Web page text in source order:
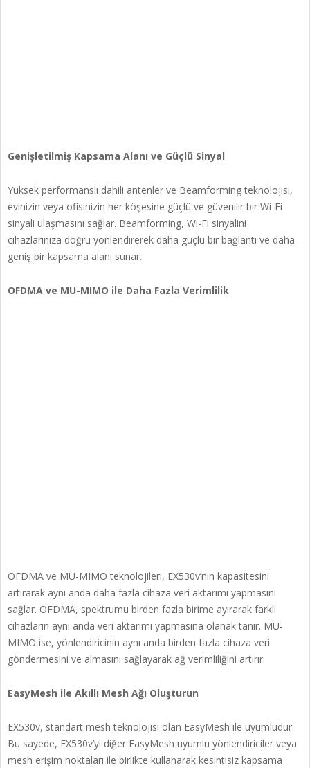
Genişletilmiş Kapsama Alanı ve Güçlü Sinyal
Yüksek performanslı dahili antenler ve Beamforming teknolojisi,
evinizin veya ofisinizin her köşesine güçlü ve güvenilir bir Wi-Fi
sinyali ulaşmasını sağlar. Beamforming, Wi-Fi sinyalini
cihazlarınıza doğru yönlendirerek daha güçlü bir bağlantı ve daha
geniş bir kapsama alanı sunar.
OFDMA ve MU-MIMO ile Daha Fazla Verimlilik
OFDMA ve MU-MIMO teknolojileri, EX530v’nin kapasitesini
artırarak aynı anda daha fazla cihaza veri aktarımı yapmasını
sağlar. OFDMA, spektrumu birden fazla birime ayırarak farklı
cihazların aynı anda veri aktarımı yapmasına olanak tanır. MU-
MIMO ise, yönlendiricinin aynı anda birden fazla cihaza veri
göndermesini ve almasını sağlayarak ağ verimliliğini artırır.
EasyMesh ile Akıllı Mesh Ağı Oluşturun
EX530v, standart mesh teknolojisi olan EasyMesh ile uyumludur.
Bu sayede, EX530v’yi diğer EasyMesh uyumlu yönlendiriciler veya
mesh erişim noktaları ile birlikte kullanarak kesintisiz kapsama